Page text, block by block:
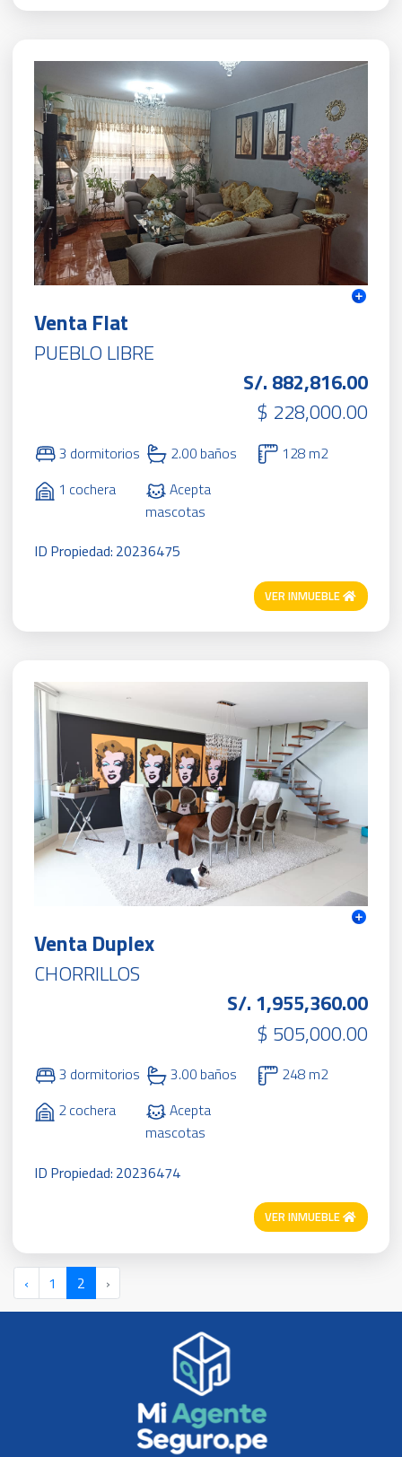
Venta Flat
PUEBLO LIBRE
S/. 882,816.00
$ 228,000.00
3 dormitorios 2.00 baños
128 m2
1 cochera
Acepta
mascotas
ID Propiedad: 20236475
VER INMUEBLE
Venta Duplex
CHORRILLOS
S/. 1,955,360.00
$ 505,000.00
3 dormitorios 3.00 baños
248 m2
2 cochera
Acepta
mascotas
ID Propiedad: 20236474
VER INMUEBLE
‹ 1 2 ›